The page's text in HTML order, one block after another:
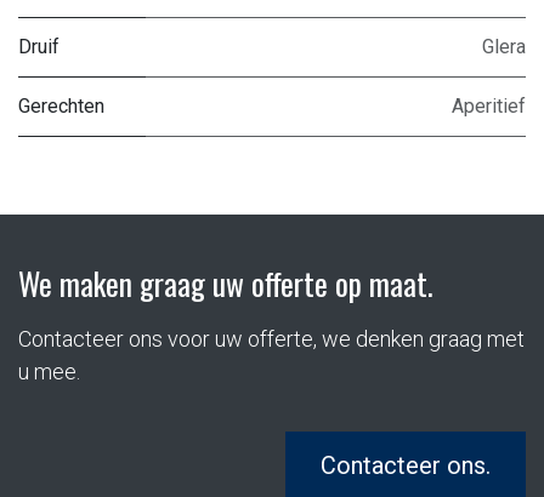
Druif Glera
Gerechten Aperitief
We maken graag uw offerte op maat.
Contacteer ons voor uw offerte, we denken graag met
u mee.
Contacteer ons.